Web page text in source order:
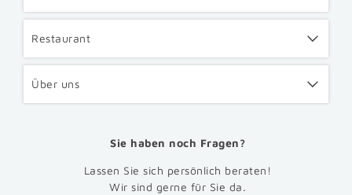
Restaurant
Über uns
Sie haben noch Fragen?
Lassen Sie sich persönlich beraten!
Wir sind gerne für Sie da.